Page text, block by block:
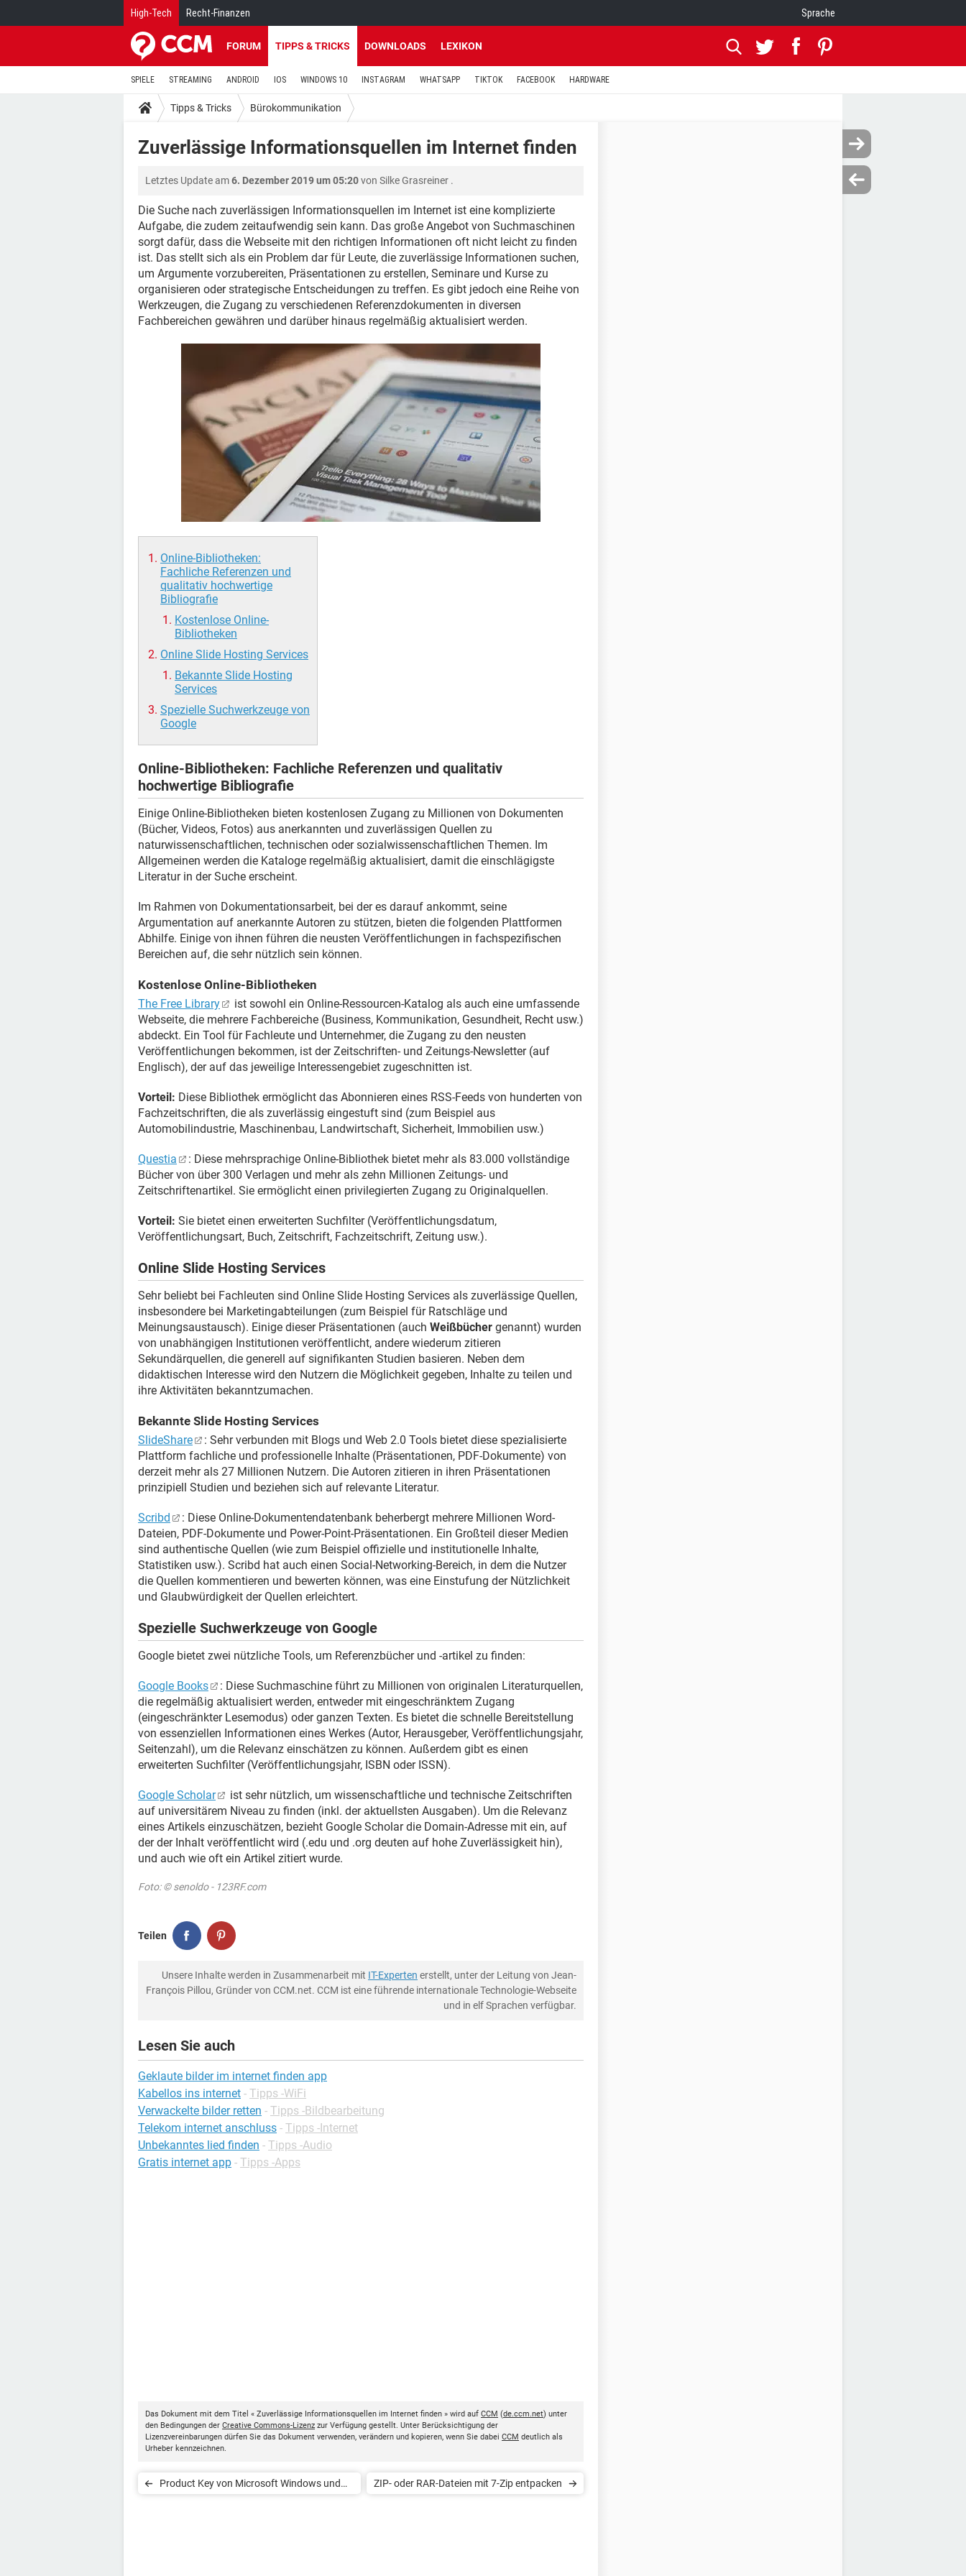
High-Tech Recht-Finanzen Sprache
FORUM TIPPS & TRICKS DOWNLOADS LEXIKON
SPIELE STREAMING ANDROID IOS WINDOWS 10 INSTAGRAM WHATSAPP TIKTOK FACEBOOK HARDWARE
Tipps & Tricks Bürokommunikation
Zuverlässige Informationsquellen im Internet finden
Letztes Update am6. Dezember 2019 um 05:20von Silke Grasreiner .
Die Suche nach zuverlässigen Informationsquellen im Internet ist eine komplizierte
Aufgabe, die zudem zeitaufwendig sein kann. Das große Angebot von Suchmaschinen
sorgt dafür, dass die Webseite mit den richtigen Informationen oft nicht leicht zu finden
ist. Das stellt sich als ein Problem dar für Leute, die zuverlässige Informationen suchen,
um Argumente vorzubereiten, Präsentationen zu erstellen, Seminare und Kurse zu
organisieren oder strategische Entscheidungen zu treffen. Es gibt jedoch eine Reihe von
Werkzeugen, die Zugang zu verschiedenen Referenzdokumenten in diversen
Fachbereichen gewähren und darüber hinaus regelmäßig aktualisiert werden.
Online-Bibliotheken:
Fachliche Referenzen und
qualitativ hochwertige
Bibliografie
Kostenlose Online-
Bibliotheken
Online Slide Hosting Services
Bekannte Slide Hosting
Services
Spezielle Suchwerkzeuge von
Google
Online-Bibliotheken: Fachliche Referenzen und qualitativ
hochwertige Bibliografie
Einige Online-Bibliotheken bieten kostenlosen Zugang zu Millionen von Dokumenten
(Bücher, Videos, Fotos) aus anerkannten und zuverlässigen Quellen zu
naturwissenschaftlichen, technischen oder sozialwissenschaftlichen Themen. Im
Allgemeinen werden die Kataloge regelmäßig aktualisiert, damit die einschlägigste
Literatur in der Suche erscheint.
Im Rahmen von Dokumentationsarbeit, bei der es darauf ankommt, seine
Argumentation auf anerkannte Autoren zu stützen, bieten die folgenden Plattformen
Abhilfe. Einige von ihnen führen die neusten Veröffentlichungen in fachspezifischen
Bereichen auf, die sehr nützlich sein können.
Kostenlose Online-Bibliotheken
The Free Library
ist sowohl ein Online-Ressourcen-Katalog als auch eine umfassende
Webseite, die mehrere Fachbereiche (Business, Kommunikation, Gesundheit, Recht usw.)
abdeckt. Ein Tool für Fachleute und Unternehmer, die Zugang zu den neusten
Veröffentlichungen bekommen, ist der Zeitschriften- und Zeitungs-Newsletter (auf
Englisch), der auf das jeweilige Interessengebiet zugeschnitten ist.
Vorteil: Diese Bibliothek ermöglicht das Abonnieren eines RSS-Feeds von hunderten von
Fachzeitschriften, die als zuverlässig eingestuft sind (zum Beispiel aus
Automobilindustrie, Maschinenbau, Landwirtschaft, Sicherheit, Immobilien usw.)
Questia
: Diese mehrsprachige Online-Bibliothek bietet mehr als 83.000 vollständige
Bücher von über 300 Verlagen und mehr als zehn Millionen Zeitungs- und
Zeitschriftenartikel. Sie ermöglicht einen privilegierten Zugang zu Originalquellen.
Vorteil: Sie bietet einen erweiterten Suchfilter (Veröffentlichungsdatum,
Veröffentlichungsart, Buch, Zeitschrift, Fachzeitschrift, Zeitung usw.).
Online Slide Hosting Services
Sehr beliebt bei Fachleuten sind Online Slide Hosting Services als zuverlässige Quellen,
insbesondere bei Marketingabteilungen (zum Beispiel für Ratschläge und
Meinungsaustausch). Einige dieser Präsentationen (auch Weißbücher genannt) wurden
von unabhängigen Institutionen veröffentlicht, andere wiederum zitieren
Sekundärquellen, die generell auf signifikanten Studien basieren. Neben dem
didaktischen Interesse wird den Nutzern die Möglichkeit gegeben, Inhalte zu teilen und
ihre Aktivitäten bekanntzumachen.
Bekannte Slide Hosting Services
SlideShare
: Sehr verbunden mit Blogs und Web 2.0 Tools bietet diese spezialisierte
Plattform fachliche und professionelle Inhalte (Präsentationen, PDF-Dokumente) von
derzeit mehr als 27 Millionen Nutzern. Die Autoren zitieren in ihren Präsentationen
prinzipiell Studien und beziehen sich auf relevante Literatur.
Scribd
: Diese Online-Dokumentendatenbank beherbergt mehrere Millionen Word-
Dateien, PDF-Dokumente und Power-Point-Präsentationen. Ein Großteil dieser Medien
sind authentische Quellen (wie zum Beispiel offizielle und institutionelle Inhalte,
Statistiken usw.). Scribd hat auch einen Social-Networking-Bereich, in dem die Nutzer
die Quellen kommentieren und bewerten können, was eine Einstufung der Nützlichkeit
und Glaubwürdigkeit der Quellen erleichtert.
Spezielle Suchwerkzeuge von Google
Google bietet zwei nützliche Tools, um Referenzbücher und -artikel zu finden:
Google Books
: Diese Suchmaschine führt zu Millionen von originalen Literaturquellen,
die regelmäßig aktualisiert werden, entweder mit eingeschränktem Zugang
(eingeschränkter Lesemodus) oder ganzen Texten. Es bietet die schnelle Bereitstellung
von essenziellen Informationen eines Werkes (Autor, Herausgeber, Veröffentlichungsjahr,
Seitenzahl), um die Relevanz einschätzen zu können. Außerdem gibt es einen
erweiterten Suchfilter (Veröffentlichungsjahr, ISBN oder ISSN).
Google Scholar
ist sehr nützlich, um wissenschaftliche und technische Zeitschriften
auf universitärem Niveau zu finden (inkl. der aktuellsten Ausgaben). Um die Relevanz
eines Artikels einzuschätzen, bezieht Google Scholar die Domain-Adresse mit ein, auf
der der Inhalt veröffentlicht wird (.edu und .org deuten auf hohe Zuverlässigkeit hin),
und auch wie oft ein Artikel zitiert wurde.
Foto: © senoldo - 123RF.com
Teilen
Unsere Inhalte werden in Zusammenarbeit mit IT-Experten erstellt, unter der Leitung von Jean-
François Pillou, Gründer von CCM.net. CCM ist eine führende internationale Technologie-Webseite
und in elf Sprachen verfügbar.
Lesen Sie auch
Geklaute bilder im internet finden app
Kabellos ins internet - Tipps -WiFi
Verwackelte bilder retten - Tipps -Bildbearbeitung
Telekom internet anschluss - Tipps -Internet
Unbekanntes lied finden - Tipps -Audio
Gratis internet app - Tipps -Apps
Das Dokument mit dem Titel « Zuverlässige Informationsquellen im Internet finden » wird auf CCM (de.ccm.net) unter
den Bedingungen der Creative Commons-Lizenz zur Verfügung gestellt. Unter Berücksichtigung der
Lizenzvereinbarungen dürfen Sie das Dokument verwenden, verändern und kopieren, wenn Sie dabei CCM deutlich als
Urheber kennzeichnen.
Product Key von Microsoft Windows und
ZIP- oder RAR-Dateien mit 7-Zip entpacken